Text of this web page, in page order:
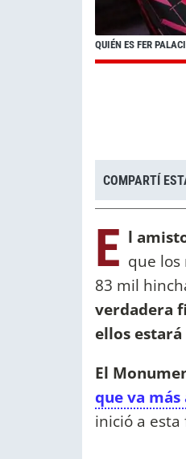
QUIÉN ES FER
COMPARTÍ
E l
que
83 mil
verdadera
ellos estará
El
que va
inició a